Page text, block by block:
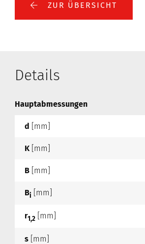
ZUR ÜBERSICHT
Details
Hauptabmessungen
d [mm]
K [mm]
B [mm]
Bi [mm]
r1,2 [mm]
s [mm]